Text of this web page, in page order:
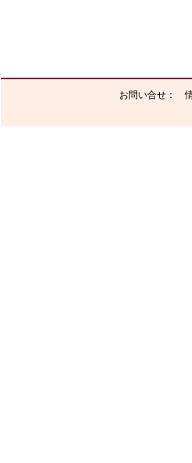
お問い合せ：